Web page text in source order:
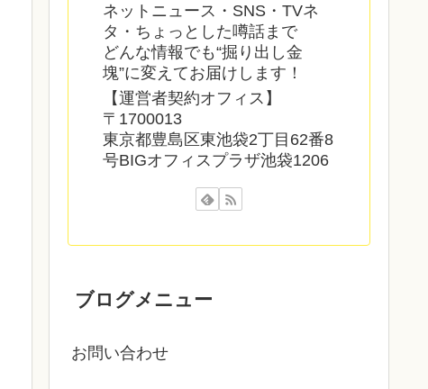
ネットニュース・SNS・TVネ
タ・ちょっとした噂話まで
どんな情報でも“掘り出し金
塊”に変えてお届けします！
【運営者契約オフィス】
〒1700013
東京都豊島区東池袋2丁目62番8
号BIGオフィスプラザ池袋1206
ブログメニュー
お問い合わせ